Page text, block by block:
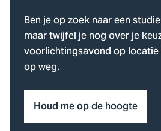
Ben je op zoek naar een
maar twijfel je nog over je
voorlichtingsavond op
op weg.
Houd me op de hoogte